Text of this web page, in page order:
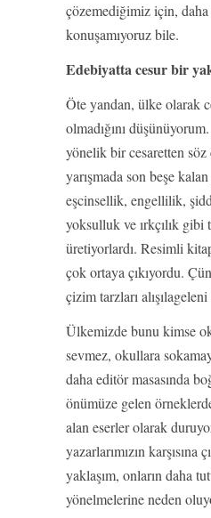
çözemediğimiz için,
konuşamıyoruz bile.
Edebiyatta cesur bir
Öte yandan, ülke olarak
olmadığını
yönelik bir cesaretten
yarışmada son beşe
eşcinsellik, engellilik,
yoksulluk ve ırkçılık gibi
üretiyorlardı. Resimli
çok ortaya çıkıyordu.
çizim tarzları
Ülkemizde bunu kimse
sevmez, okullara
daha editör masasında
önümüze gelen
alan eserler olarak
yazarlarımızın karşısına
yaklaşım, onların daha
yönelmelerine neden